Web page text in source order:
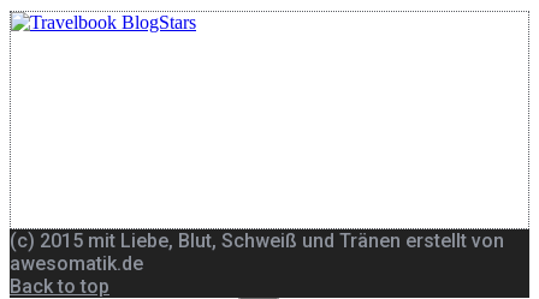
(c) 2015 mit Liebe, Blut, Schweiß und Tränen erstellt von
awesomatik.de
Back to top